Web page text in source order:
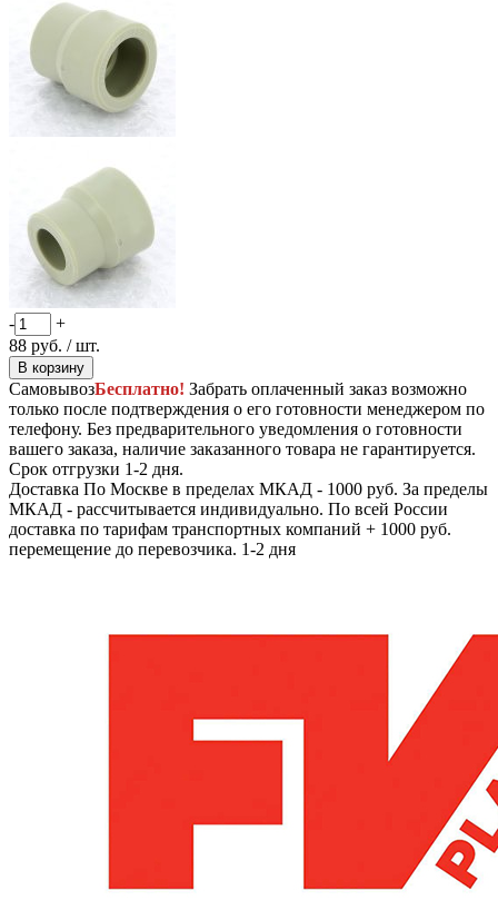
-
+
88 руб. / шт.
В корзину
СамовывозБесплатно! Забрать оплаченный заказ возможно
только после подтверждения о его готовности менеджером по
телефону. Без предварительного уведомления о готовности
вашего заказа, наличие заказанного товара не гарантируется.
Срок отгрузки 1-2 дня.
Доставка По Москве в пределах МКАД - 1000 руб. За пределы
МКАД - рассчитывается индивидуально. По всей России
доставка по тарифам транспортных компаний + 1000 руб.
перемещение до перевозчика. 1-2 дня